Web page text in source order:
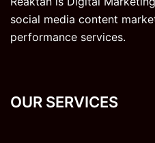
social media content
performance services.
OUR SERVICES